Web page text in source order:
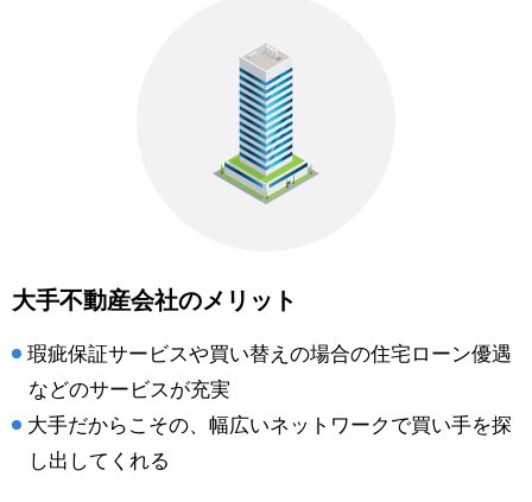
大手不動産会社のメリット
瑕疵保証サービスや買い替えの場合の住宅ローン優遇
などのサービスが充実
大手だからこその、幅広いネットワークで買い手を探
し出してくれる